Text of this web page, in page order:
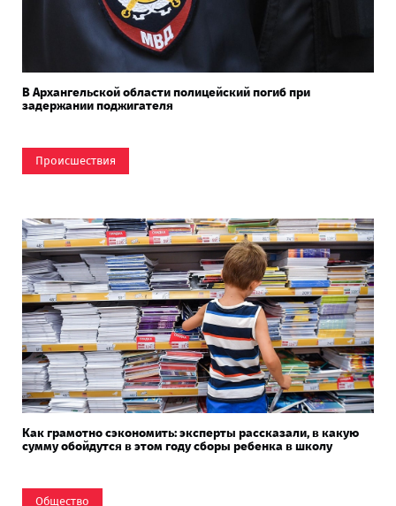
В Архангельской области полицейский погиб при
задержании поджигателя
Происшествия
Как грамотно сэкономить: эксперты рассказали, в какую
сумму обойдутся в этом году сборы ребенка в школу
Общество